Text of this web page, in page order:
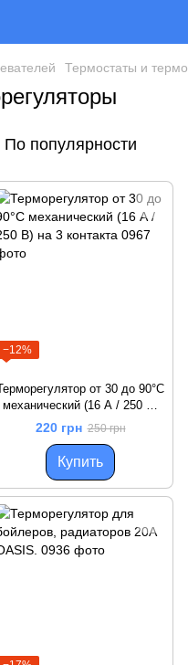
Термостаты и
По популярности
−12%
от 30 до 90°С
механический (16 А / 250 В)
на 3 контакта
220 грн 250 грн
Купить